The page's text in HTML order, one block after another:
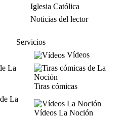
Iglesia Católica
Noticias del lector
Servicios
Vídeos
Tiras cómicas
Vídeos La Noción